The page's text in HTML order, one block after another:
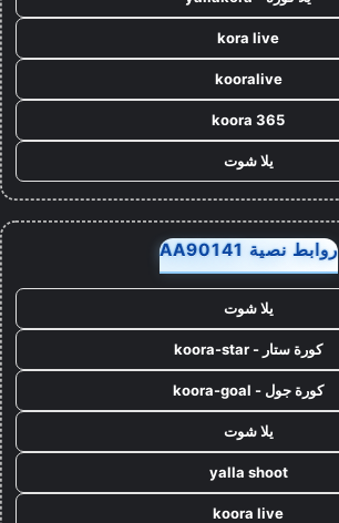
kora live
kooralive
koora 365
يلا شوت
روابط نصية AA90141
يلا شوت
كورة ستار - koora-star
كورة جول - koora-goal
يلا شوت
yalla shoot
koora live